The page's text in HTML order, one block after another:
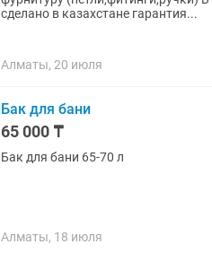
сделано в казахстане гарантия...
Алматы, 20 июля
Бак для бани
65 000 ₸
Бак для бани 65-70 л
Алматы, 18 июля